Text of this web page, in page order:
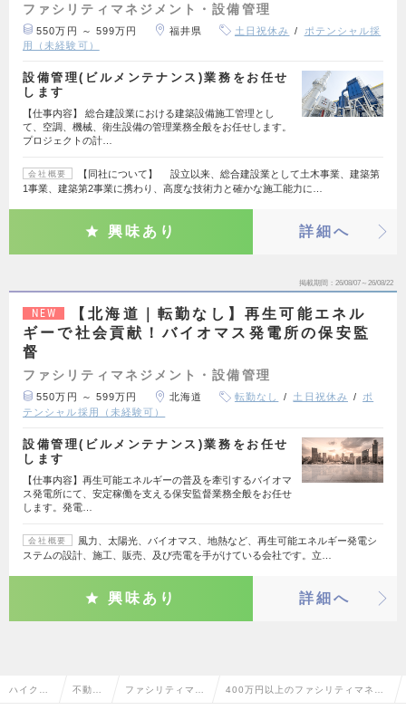
ファシリティマネジメント・設備管理
550万円 ～ 599万円 福井県 土日祝休み
ポテンシャル採
用（未経験可）
設備管理(ビルメンテナンス)業務をお任せ
します
【仕事内容】 総合建設業における建築設備施工管理とし
て、空調、機械、衛生設備の管理業務全般をお任せします。
プロジェクトの計…
会社概要
【同社について】 設立以来、総合建設業として土木事業、建築第
1事業、建築第2事業に携わり、高度な技術力と確かな施工能力に…
興味あり 詳細へ
掲載期間 26/08/07～26/08/22
NEW
【北海道｜転勤なし】再生可能エネル
ギーで社会貢献！バイオマス発電所の保安監
督
ファシリティマネジメント・設備管理
550万円 ～ 599万円 北海道 転勤なし 土日祝休み
ポ
テンシャル採用（未経験可）
設備管理(ビルメンテナンス)業務をお任せ
します
【仕事内容】再生可能エネルギーの普及を牽引するバイオマ
ス発電所にて、安定稼働を支える保安監督業務全般をお任せ
します。発電…
会社概要
風力、太陽光、バイオマス、地熱など、再生可能エネルギー発電シ
ステムの設計、施工、販売、及び売電を手がけている会社です。立…
興味あり 詳細へ
ハイクラ 不動産 ファシリティマネ 400万円以上のファシリティマネジ